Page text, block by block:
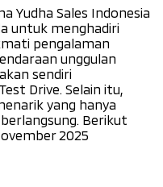
Yudha Sales Indonesia
untuk menghadiri
pengalaman
unggulan
sendiri
Drive. Selain itu,
yang hanya
Berikut
2025